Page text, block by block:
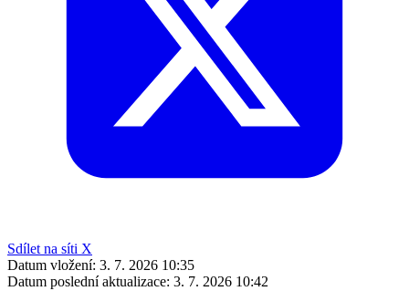
Sdílet na síti X
Datum vložení: 3. 7. 2026 10:35
Datum poslední aktualizace: 3. 7. 2026 10:42